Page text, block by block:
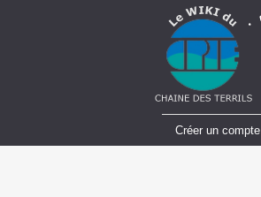
Créer un compte